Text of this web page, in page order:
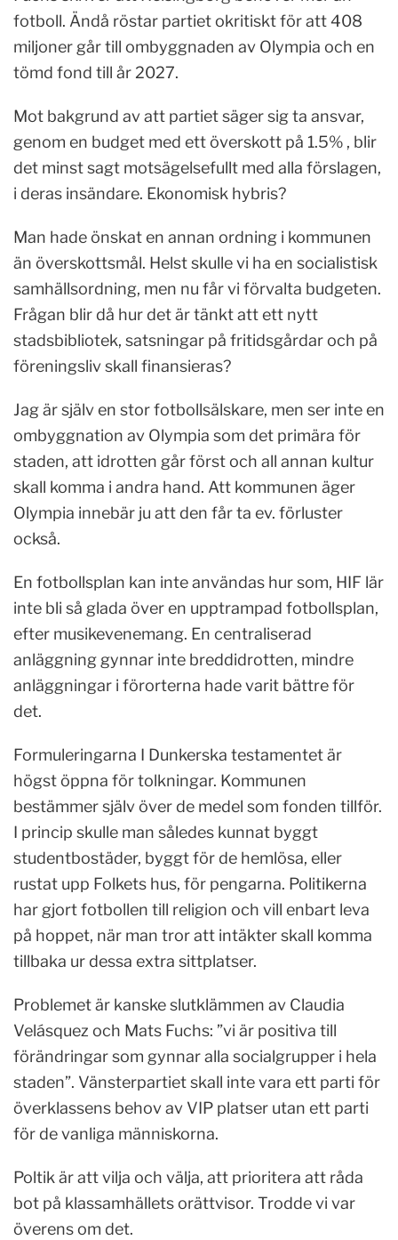
fotboll. Ändå röstar partiet okritiskt för att 408
miljoner går till ombyggnaden av Olympia och en
tömd fond till år 2027.
Mot bakgrund av att partiet säger sig ta ansvar,
genom en budget med ett överskott på 1.5% , blir
det minst sagt motsägelsefullt med alla förslagen,
i deras insändare. Ekonomisk hybris?
Man hade önskat en annan ordning i kommunen
än överskottsmål. Helst skulle vi ha en socialistisk
samhällsordning, men nu får vi förvalta budgeten.
Frågan blir då hur det är tänkt att ett nytt
stadsbibliotek, satsningar på fritidsgårdar och på
föreningsliv skall finansieras?
Jag är själv en stor fotbollsälskare, men ser inte en
ombyggnation av Olympia som det primära för
staden, att idrotten går först och all annan kultur
skall komma i andra hand. Att kommunen äger
Olympia innebär ju att den får ta ev. förluster
också.
En fotbollsplan kan inte användas hur som, HIF lär
inte bli så glada över en upptrampad fotbollsplan,
efter musikevenemang. En centraliserad
anläggning gynnar inte breddidrotten, mindre
anläggningar i förorterna hade varit bättre för
det.
Formuleringarna I Dunkerska testamentet är
högst öppna för tolkningar. Kommunen
bestämmer själv över de medel som fonden tillför.
I princip skulle man således kunnat byggt
studentbostäder, byggt för de hemlösa, eller
rustat upp Folkets hus, för pengarna. Politikerna
har gjort fotbollen till religion och vill enbart leva
på hoppet, när man tror att intäkter skall komma
tillbaka ur dessa extra sittplatser.
Problemet är kanske slutklämmen av Claudia
Velásquez och Mats Fuchs: ”vi är positiva till
förändringar som gynnar alla socialgrupper i hela
staden”. Vänsterpartiet skall inte vara ett parti för
överklassens behov av VIP platser utan ett parti
för de vanliga människorna.
Poltik är att vilja och välja, att prioritera att råda
bot på klassamhällets orättvisor. Trodde vi var
överens om det.